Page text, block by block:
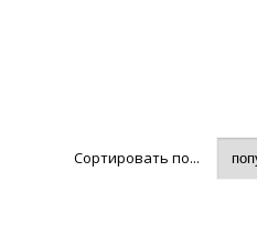
Сортировать по...